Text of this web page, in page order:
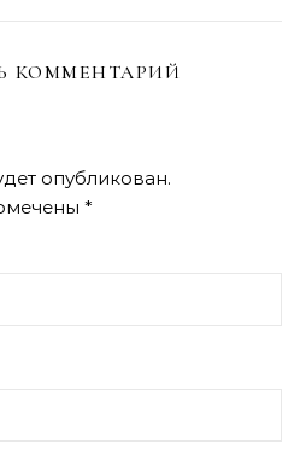
КОММЕНТАРИЙ
опубликован.
*